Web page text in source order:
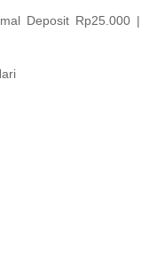
Deposit Rp25.000 |